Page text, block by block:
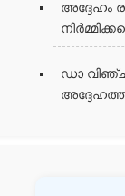
അദ്ദേഹം
ഡാ